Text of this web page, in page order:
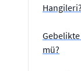
Hangileri?
Gebelikte
mü?